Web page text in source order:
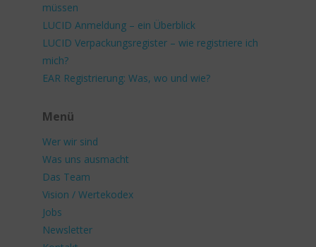
müssen
LUCID Anmeldung – ein Überblick
LUCID Verpackungsregister – wie registriere ich
mich?
EAR Registrierung: Was, wo und wie?
Menü
Wer wir sind
Was uns ausmacht
Das Team
Vision / Wertekodex
Jobs
Newsletter